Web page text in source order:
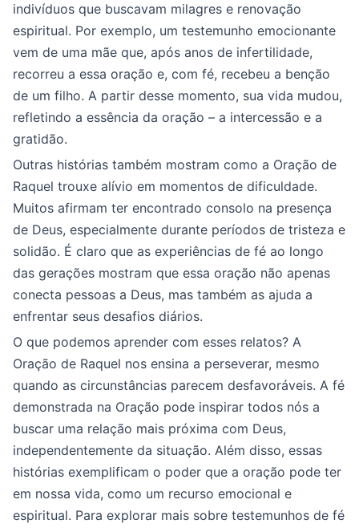
indivíduos que buscavam milagres e renovação
espiritual. Por exemplo, um testemunho emocionante
vem de uma mãe que, após anos de infertilidade,
recorreu a essa oração e, com fé, recebeu a benção
de um filho. A partir desse momento, sua vida mudou,
refletindo a essência da oração – a intercessão e a
gratidão.
Outras histórias também mostram como a Oração de
Raquel trouxe alívio em momentos de dificuldade.
Muitos afirmam ter encontrado consolo na presença
de Deus, especialmente durante períodos de tristeza e
solidão. É claro que as experiências de fé ao longo
das gerações mostram que essa oração não apenas
conecta pessoas a Deus, mas também as ajuda a
enfrentar seus desafios diários.
O que podemos aprender com esses relatos? A
Oração de Raquel nos ensina a perseverar, mesmo
quando as circunstâncias parecem desfavoráveis. A fé
demonstrada na Oração pode inspirar todos nós a
buscar uma relação mais próxima com Deus,
independentemente da situação. Além disso, essas
histórias exemplificam o poder que a oração pode ter
em nossa vida, como um recurso emocional e
espiritual. Para explorar mais sobre testemunhos de fé